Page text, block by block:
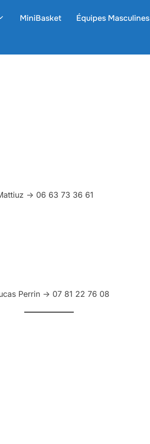
MiniBasket Équipes Masculines
-> 06 63 73 36 61
Perrin -> 07 81 22 76 08